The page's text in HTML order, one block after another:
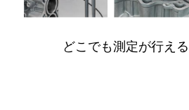
どこでも測定が行える